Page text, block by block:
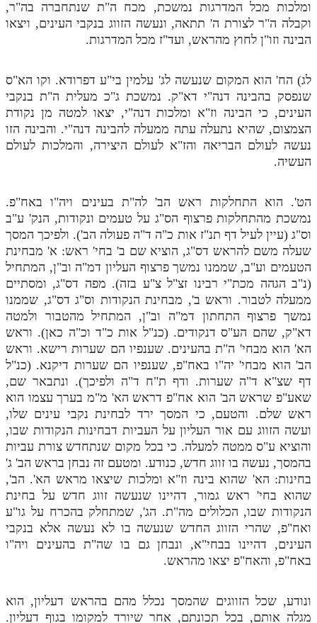
דף היומי בזוהר הקדוש
ומלכות מכל המדרגות נמשכת, מכח ה"ת שנתחברה בה"ר,
וקבלה ה"ר לצורת ה' תתאה, ונעשה הזווג בנקבי העינים, ויצאו
הבינה וזו"ן לחוץ מהראש, ועד"ז מכל המדרגות.
לג) הח' הוא המקום שנעשה לג' עלמין בי"ע דפרודא. וקו הא"ס
שנפסק בהבינה דנה"י דא"ק. נמשכת ג"כ מעלית ה"ת בנקבי
העינים, כי הבינה וז"א ומלכות דנה"י, יצאו למטה מן נקודת
הצמצום, שהיא נתעלה עתה ממעלה להבינה דנה"י. והבינה הזו
נעשה לעולם הבריאה והז"א לעולם היצירה, והמלכות לעולם
העשיה.
הט'. הוא התחלקות ראש הב' לה"ת בעינים ויה"ו באח"פ.
נמשכת מהתחלקות פרצוף הס"ג על טעמים ונקודות, הנק' ע"ב
וס"ג (עיין לעיל דף תנ"ז אות כ"ה ד"ה פעולה הב'). ולפיכך המסך
שעלה משם להראש דס"ג, הוציא שם ב' בחי' ראש: א' מבחינת
הטעמים וע"ב, שממנו נמשך פרצוף העליון דמ"ה וב"ן, המתחיל
(נ"ב הגהה מכת"י רבינו זצ"ל צ"ע בזה). מפה דס"ג, ומסתיים
ממעלה לטבור. וראש ב', מבחינת הנקודות וס"ג דס"ג, שממנו
נמשך פרצוף התחתון דמ"ה וב"ן, המתחיל מהטבור ולמטה
דא"ק, שהם הע"ס דנקודים. (כנ"ל אות כ"ד וכ"ה כאן). וראש
הא' הוא מבחי' ה"ת בהעינים. שענפיו הם שערות רישא. וראש
הב' הוא מבחי' יה"ו באח"פ, שענפיו הם שערות דיקנא. (כנ"ל
דף שצ"א ד"ה שערות. ודף ת"ח ד"ה ולפיכך). ונתבאר שם,
שאע"פ שראש הב' הוא אח"פ דראש הא' מ"מ בערך עצמו הוא
ראש שלם. והטעם, כי המסך ירד לבחינת נקבי עינים שלו,
ועשה הזווג עם אור העליון על העביות דבחינות הנקודות שבו,
והוציא ע"ס ממטה למעלה. כי בכל מקום שנתחדש צורת עביות
בהמסך, נעשה בו זווג חדש, כנודע. ומטעם זה נבחן בראש הב' ג'
בחינות: הא' שהוא בינה וז"א ומלכות שיצאו מראש הא'. הב',
שהוא בחי' ראש גמור, דהיינו שנעשה זווג חדש על בחינת
הנקודות שבו, הכלולים מה"ת. הג', שמתחלק בהכרח על גו"ע
ואח"פ, שהרי הזווג החדש שנעשה בו לא נעשה אלא בנקבי
העינים, דהיינו בבחי"א, ונבחן גם בו שה"ת בהעינים ויה"ו
באח"פ, והאח"פ יצאו מהראש.
ונודע, שכל הזווגים שהמסך נכלל מהם בהראש דעליון, הוא
מגלה אותם, בכל תכונתם, אחר שיורד למקומו בגוף דעליון.